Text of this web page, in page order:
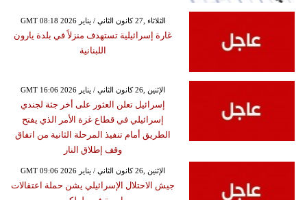
GMT 08:18 2026 الثلاثاء ,27 كانون الثاني / يناير
غارة إسرائيلية تستهدف منزلاً في بلدة يارون
اللبنانية
GMT 16:06 2026 الإثنين ,26 كانون الثاني / يناير
إسرائيل تعلن العثور على أخر جثة لجندي
إسرائيلي في قطاع غزة الأمر الذي يفتح
الطريق أمام تنفيذ المرحلة الثانية من اتفاق
وقف إطلاق النار
GMT 09:06 2026 الإثنين ,26 كانون الثاني / يناير
جيش الاحتلال الإسرائيلي يشن حملة اعتقالات